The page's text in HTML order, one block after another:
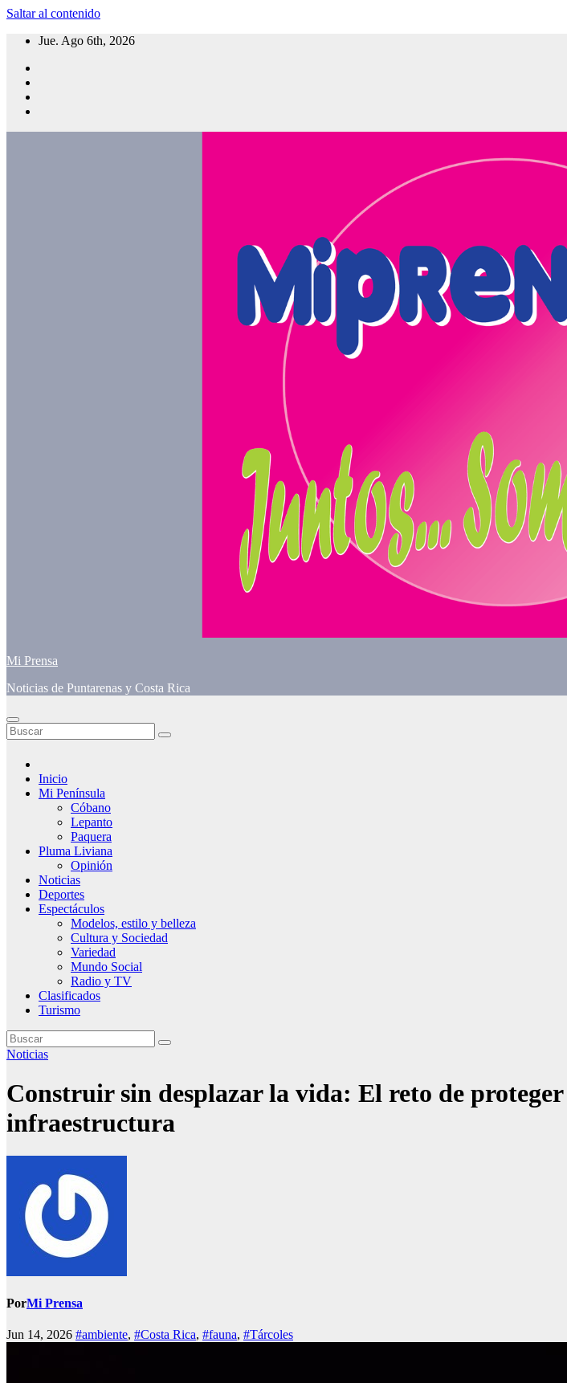
Saltar al contenido
Jue. Ago 6th, 2026
Mi Prensa
Noticias de Puntarenas y Costa Rica
Inicio
Mi Península
Cóbano
Lepanto
Paquera
Pluma Liviana
Opinión
Noticias
Deportes
Espectáculos
Modelos, estilo y belleza
Cultura y Sociedad
Variedad
Mundo Social
Radio y TV
Clasificados
Turismo
Noticias
Construir sin desplazar la vida: El reto de
infraestructura
PorMi Prensa
Jun 14, 2026 #ambiente, #Costa Rica, #fauna, #Tárcoles